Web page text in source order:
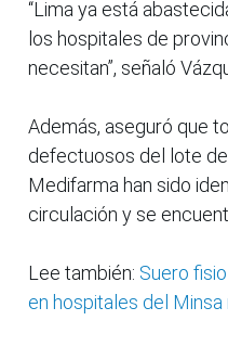
“Lima ya está
los hospitales de
necesitan”, señaló
Además, aseguró que
defectuosos del lote
Medifarma han sido
circulación y se
Lee también: Suero
en hospitales del Minsa